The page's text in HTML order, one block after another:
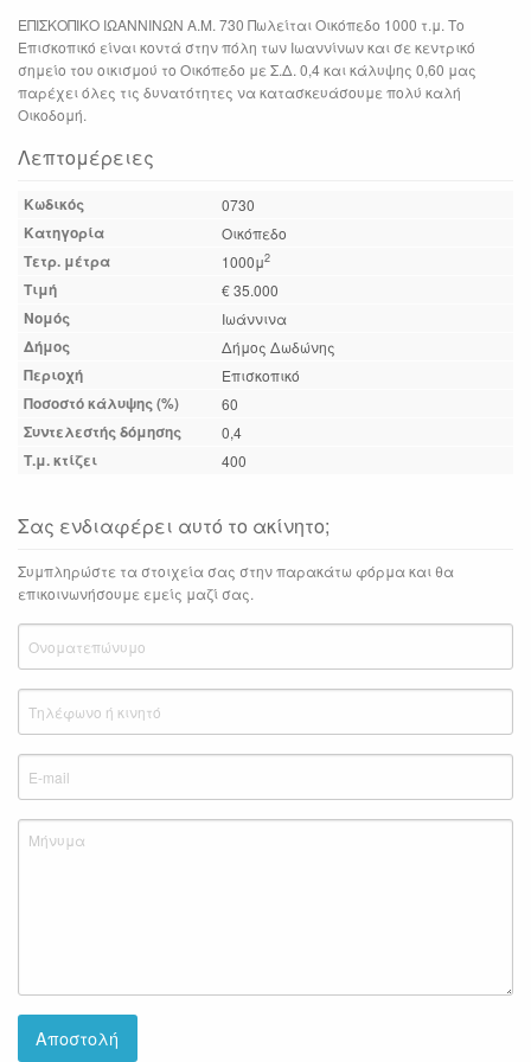
ΕΠΙΣΚΟΠΙΚΟ ΙΩΑΝΝΙΝΩΝ Α.Μ. 730 Πωλείται Οικόπεδο 1000 τ.μ. Το
Επισκοπικό είναι κοντά στην πόλη των Ιωαννίνων και σε κεντρικό
σημείο του οικισμού το Οικόπεδο με Σ.Δ. 0,4 και κάλυψης 0,60 μας
παρέχει όλες τις δυνατότητες να κατασκευάσουμε πολύ καλή
Οικοδομή.
Λεπτομέρειες
Κωδικός 0730
Κατηγορία Οικόπεδο
Τετρ. μέτρα 1000μ2
Τιμή € 35.000
Νομός Ιωάννινα
Δήμος Δήμος Δωδώνης
Περιοχή Επισκοπικό
Ποσοστό κάλυψης (%) 60
Συντελεστής δόμησης 0,4
Τ.μ. κτίζει 400
Σας ενδιαφέρει αυτό το ακίνητο;
Συμπληρώστε τα στοιχεία σας στην παρακάτω φόρμα και θα
επικοινωνήσουμε εμείς μαζί σας.